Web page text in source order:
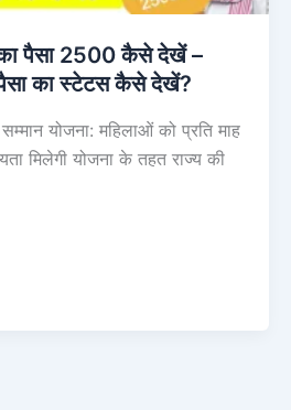
का पैसा 2500 कैसे देखें –
पैसा का स्टेटस कैसे देखें?
योजना: महिलाओं को प्रति माह
मिलेगी योजना के तहत राज्य की